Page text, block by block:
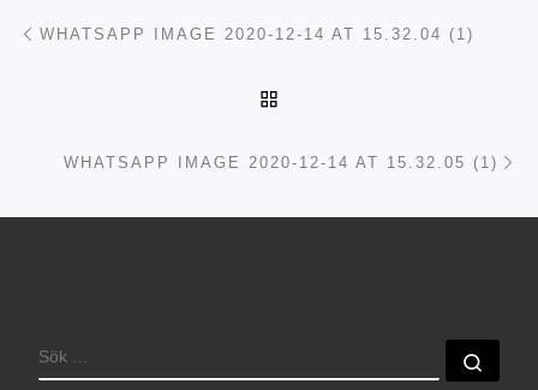
Inläggsnavigering
WHATSAPP IMAGE 2020-12-14 AT 15.32.04 (1)
WHATSAPP IMAGE 2020-12-14 AT 15.32.05 (1)
SÖK